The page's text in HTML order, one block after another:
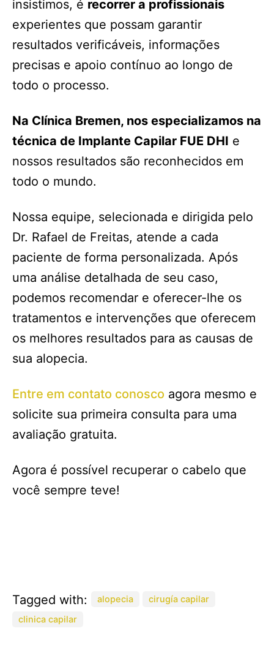
insistimos, é recorrer a profissionais
experientes que possam garantir
resultados verificáveis, informações
precisas e apoio contínuo ao longo de
todo o processo.
Na Clínica Bremen, nos especializamos na
técnica de Implante Capilar FUE DHI e
nossos resultados são reconhecidos em
todo o mundo.
Nossa equipe, selecionada e dirigida pelo
Dr. Rafael de Freitas, atende a cada
paciente de forma personalizada. Após
uma análise detalhada de seu caso,
podemos recomendar e oferecer-lhe os
tratamentos e intervenções que oferecem
os melhores resultados para as causas de
sua alopecia.
Entre em contato conosco agora mesmo e
solicite sua primeira consulta para uma
avaliação gratuita.
Agora é possível recuperar o cabelo que
você sempre teve!
Tagged with: alopecia
cirugía capilar
clinica capilar